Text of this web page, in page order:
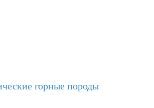
горные породы